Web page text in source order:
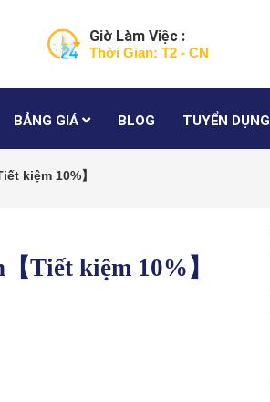
Giờ Làm Việc :
Thời Gian: T2 - CN
BẢNG GIÁ BLOG TUYỂN DỤNG
kiệm 10%】
Tiết kiệm 10%】